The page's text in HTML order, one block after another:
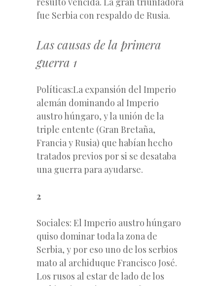
fue Serbia con respaldo de Rusia.
Las causas de la primera
guerra 1
Políticas:La expansión del Imperio
alemán dominando al Imperio
austro húngaro, y la unión de la
triple entente (Gran Bretaña,
Francia y Rusia) que habían hecho
tratados previos por si se desataba
una guerra para ayudarse.
2
Sociales: El Imperio austro húngaro
quiso dominar toda la zona de
Serbia, y por eso uno de los serbios
mato al archiduque Francisco José.
Los rusos al estar de lado de los